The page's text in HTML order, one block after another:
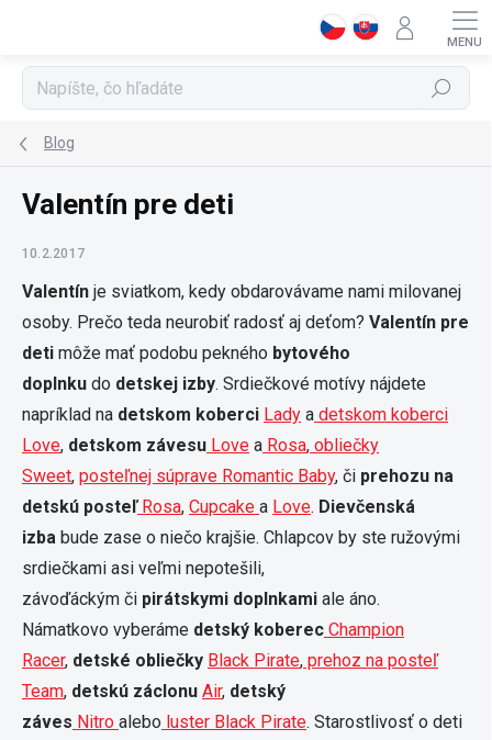
Hľadať
Blog
Valentín pre deti
10.2.2017
Valentín je sviatkom, kedy obdarovávame nami milovanej
osoby. Prečo teda neurobiť radosť aj deťom? Valentín pre
deti môže mať podobu pekného bytového
doplnku do detskej izby. Srdiečkové motívy nájdete
napríklad na detskom koberci Lady a detskom koberci
Love, detskom závesu Love a Rosa, obliečky
Sweet, posteľnej súprave Romantic Baby, či prehozu na
detskú posteľRosa, Cupcake a Love. Dievčenská
izba bude zase o niečo krajšie. Chlapcov by ste ružovými
srdiečkami asi veľmi nepotešili,
závoďáckým či pirátskymi doplnkami ale áno.
Námatkovo vyberáme detský koberec Champion
Racer, detské obliečky Black Pirate, prehoz na posteľ
Team, detskú záclonu Air, detský
záves Nitro alebo luster Black Pirate. Starostlivosť o deti